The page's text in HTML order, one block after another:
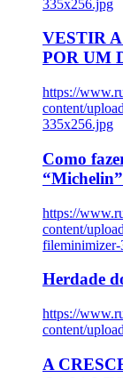
335x256.jpg
VESTIR
POR UM
https://
content/
335x256.jpg
Como
https://
content/
Herdade
https://
content/
A